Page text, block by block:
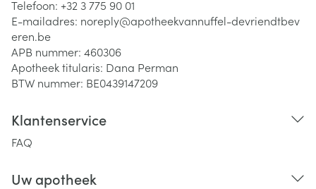
Telefoon: +32 3 775 90 01
E-mailadres: noreply@apotheekvannuffel-devriendtbev
eren.be
APB nummer: 460306
Apotheek titularis: Dana Perman
BTW nummer: BE0439147209
Klantenservice
FAQ
Uw apotheek